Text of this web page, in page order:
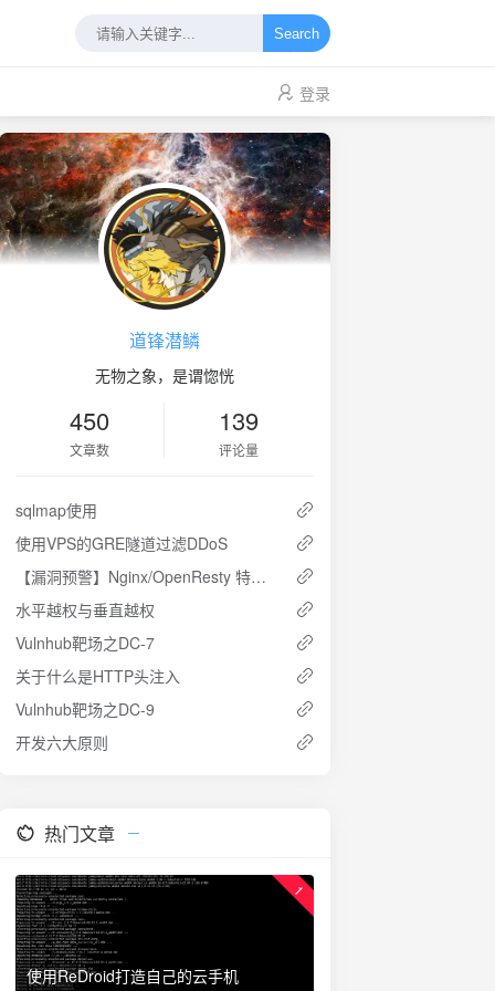
Search
登录
道锋潜鳞
无物之象，是谓惚恍
450
文章数
139
评论量
sqlmap使用
使用VPS的GRE隧道过滤DDoS
【漏洞预警】Nginx/OpenResty 特殊配置下内存泄漏与目录穿越漏洞
水平越权与垂直越权
Vulnhub靶场之DC-7
关于什么是HTTP头注入
Vulnhub靶场之DC-9
开发六大原则
热门文章
1
使用ReDroid打造自己的云手机